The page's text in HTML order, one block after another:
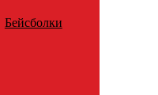
Бейсболки